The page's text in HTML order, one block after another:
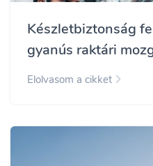
Készletbiztonság
gyanús raktári
Elolvasom a cikket